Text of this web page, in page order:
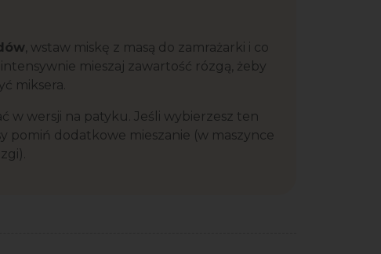
, wstaw miskę z masą do zamrażarki i co
mieszaj zawartość rózgą, żeby
miksera.
w wersji na patyku. Jeśli wybierzesz ten
pomiń dodatkowe mieszanie (w maszynce